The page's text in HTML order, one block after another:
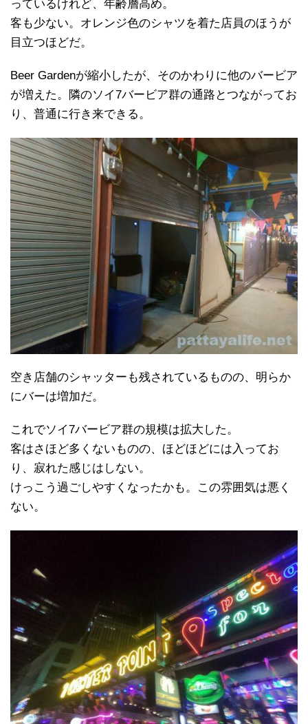
っているけれど、年齢層高め。
客も少ない。オレンジ色のシャツを着た店員のほうが
目立つほどだ。
Beer Gardenが縮小したが、そのかわりに他のバービア
が増えた。隣のソイ7バービア群の通路とつながってお
り、普通に行き来できる。
空き店舗のシャッターも残されているものの、明らか
にバーは増加だ。
これでソイ7バービア群の規模は拡大した。
客はさほど多くないものの、ほどほどには入ってお
り、寂れた感じはしない。
けっこう過ごしやすくなったかも。この雰囲気は悪く
ない。